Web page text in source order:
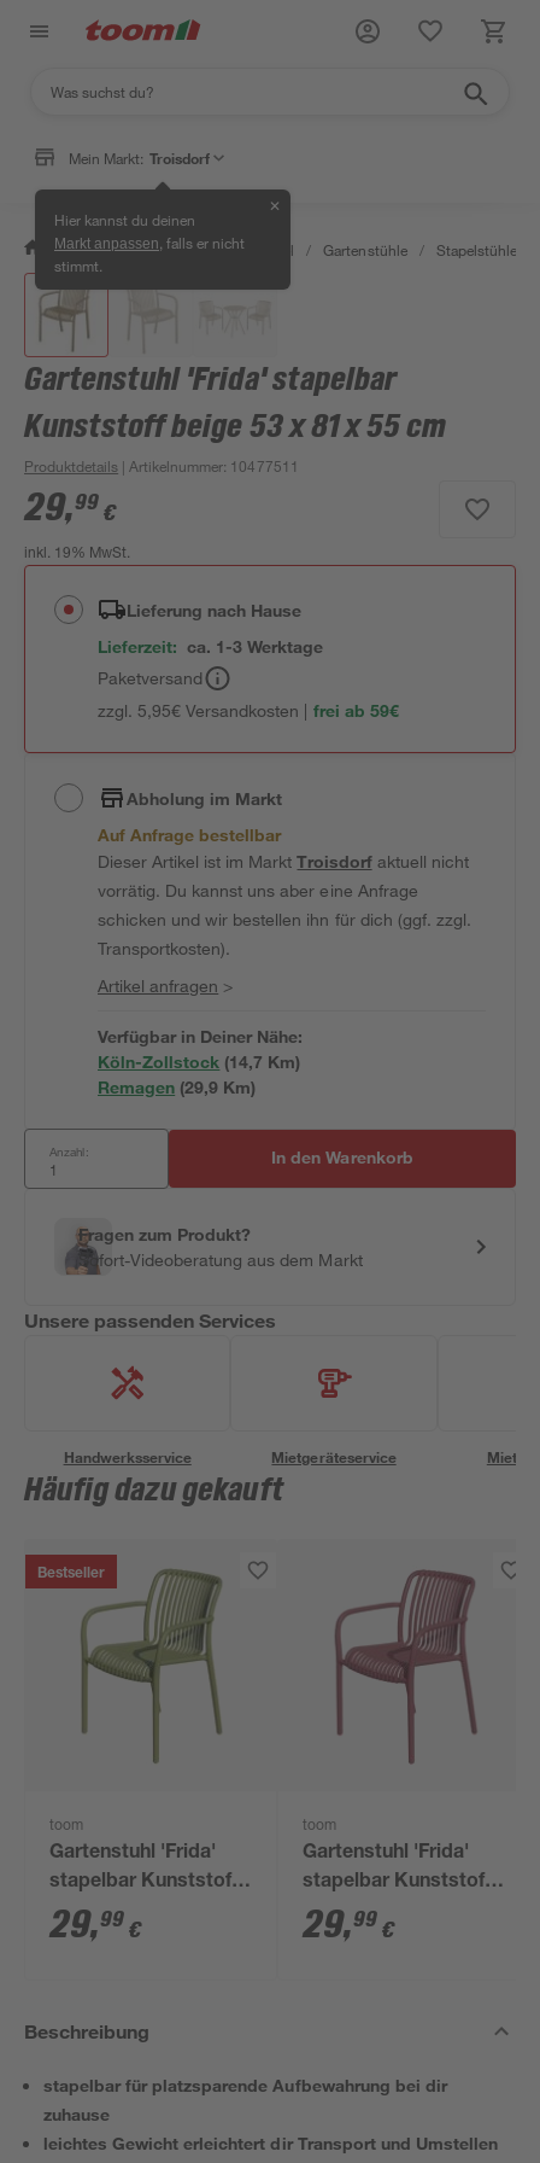
Mein Markt: Troisdorf
Hier kannst du deinen
Markt anpassen , falls er nicht
stimmt.
✕
/ Garten & Freizeit / Gartenmöbel / Gartenstühle / Stapelstühle
Gartenstuhl 'Frida' stapelbar
Kunststoff beige 53 x 81 x 55 cm
Produktdetails | Artikelnummer: 10477511
29,99 €
inkl. 19% MwSt.
Lieferung nach Hause
Lieferzeit: ca. 1-3 Werktage
Paketversand
zzgl. 5,95€ Versandkosten | frei ab 59€
Abholung im Markt
Auf Anfrage bestellbar
Dieser Artikel ist im MarktTroisdorfaktuell nicht
vorrätig. Du kannst uns aber eine Anfrage
schicken und wir bestellen ihn für dich (ggf. zzgl.
Transportkosten).
Artikel anfragen >
Verfügbar in Deiner Nähe:
Köln-Zollstock (14,7 Km)
Remagen (29,9 Km)
Anzahl: In den Warenkorb
Fragen zum Produkt?
Sofort-Videoberatung aus dem Markt
Unsere passenden Services
Handwerksservice Mietgeräteservice
Häufig dazu gekauft
Bestseller
toom
Gartenstuhl 'Frida'
stapelbar Kunststoff
grün 53 x 81 x 55 cm
29,99 €
toom
Gartenstuhl 'Frida'
stapelbar Kunststoff
rosa 53 x 81 x 55 cm
29,99 €
Beschreibung
stapelbar für platzsparende Aufbewahrung bei dir
zuhause
leichtes Gewicht erleichtert dir Transport und Umstellen